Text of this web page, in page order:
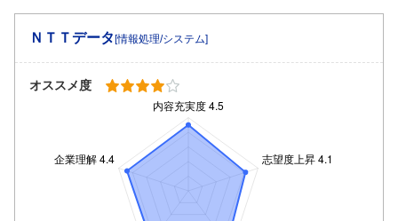
ＮＴＴデータ[情報処理/システム]
オススメ度